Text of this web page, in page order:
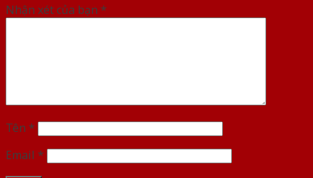
Nhận xét của bạn *
Tên *
Email *